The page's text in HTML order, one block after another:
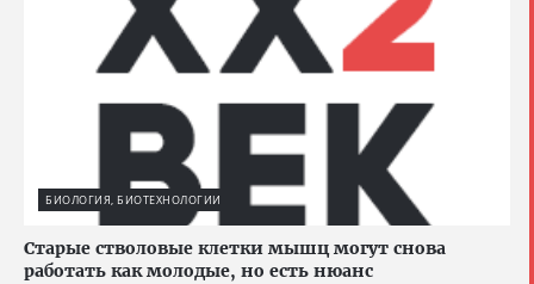
БИОЛОГИЯ, БИОТЕХНОЛОГИИ
Старые стволовые клетки мышц могут снова
работать как молодые, но есть нюанс